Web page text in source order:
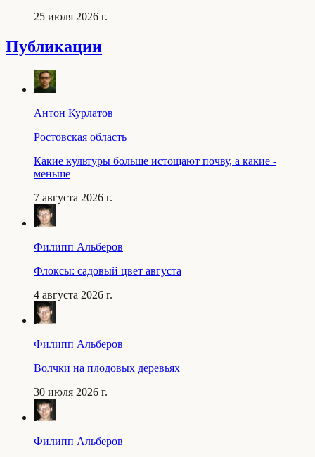
25 июля 2026 г.
Публикации
Антон Курлатов
Ростовская область
Какие культуры больше истощают почву, а какие -
меньше
7 августа 2026 г.
Филипп Альберов
Флоксы: садовый цвет августа
4 августа 2026 г.
Филипп Альберов
Волчки на плодовых деревьях
30 июля 2026 г.
Филипп Альберов